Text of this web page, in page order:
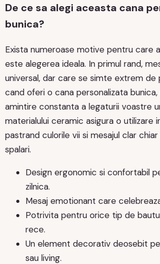
De ce sa alegi aceasta cana
bunica?
Exista numeroase motive pentru care
este alegerea ideala. In primul rand,
universal, dar care se simte extrem de
cand oferi o cana personalizata
amintire constanta a legaturii voastre
materialului ceramic asigura o utilizare
pastrand culorile vii si mesajul clar
spalari.
Design ergonomic si confortabil
zilnica.
Mesaj emotionant care
Potrivita pentru orice tip de
rece.
Un element decorativ deosebit
sau living.